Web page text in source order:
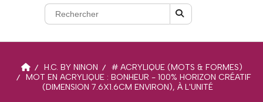
H.C. BY NINON
# ACRYLIQUE (MOTS & FORMES)
MOT EN ACRYLIQUE : BONHEUR - 100% HORIZON CRÉATIF
(DIMENSION 7.6X1.6CM ENVIRON), À L'UNITÉ